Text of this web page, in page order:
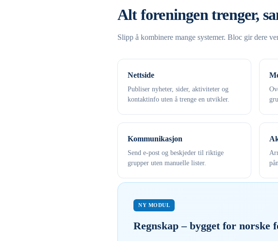
Alt foreningen trenger,
Slipp å kombinere mange systemer. Bloc gir dere
Nettside
Publiser nyheter, sider, aktiviteter og
kontaktinfo uten å trenge en utvikler.
Kommunikasjon
Send e-post og beskjeder til riktige
grupper uten manuelle lister.
NY MODUL
Regnskap – bygget for norske